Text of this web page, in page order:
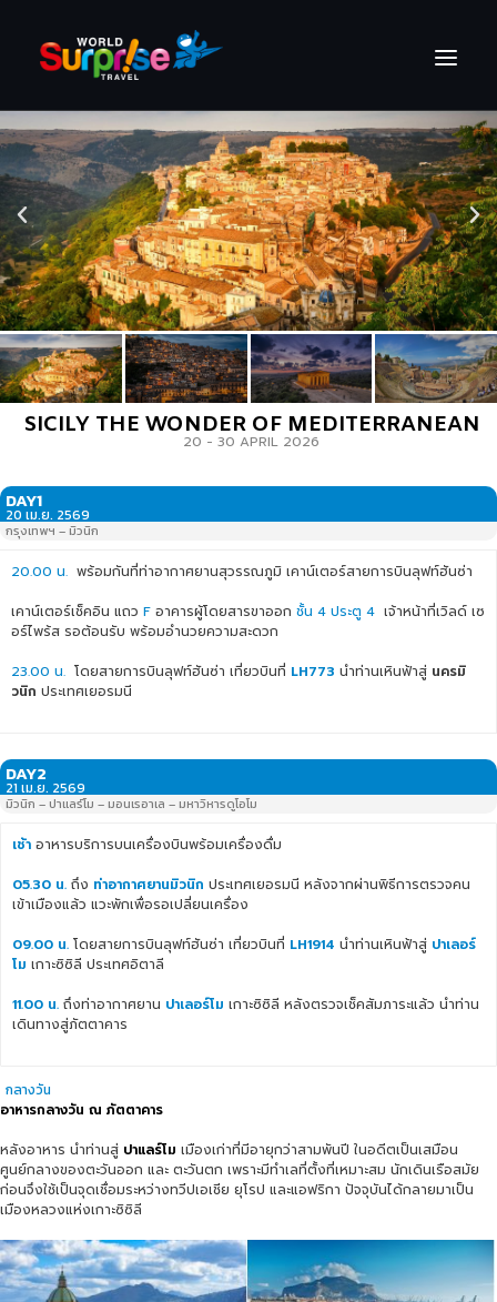
HOME
STORY
GROUP TOUR
PRIVATE GROUP
ABOUT
CONTACT
LINE ID : @WORLDSURPRISE
ENGLISH
日本語
SICILY THE WONDER OF MEDITERRANEAN
20 - 30 APRIL 2026
DAY1
20 เม.ย. 2569
กรุงเทพฯ – มิวนิก
20.00 น. พร้อมกันที่ท่าอากาศยานสุวรรณภูมิ เคาน์เตอร์สายการบินลุฟท์ฮันซ่า
เคาน์เตอร์เช็คอิน แถว F อาคารผู้โดยสารขาออก ชั้น 4 ประตู 4 เจ้าหน้าที่เวิลด์ เซ
อร์ไพร้ส รอต้อนรับ พร้อมอำนวยความสะดวก
23.00 น. โดยสายการบินลุฟท์ฮันซ่า เที่ยวบินที่ LH773 นำท่านเหินฟ้าสู่ นครมิ
วนิก ประเทศเยอรมนี
DAY2
21 เม.ย. 2569
มิวนิก – ปาแลร์โม – มอนเรอาเล – มหาวิหารดูโอโม
เช้า อาหารบริการบนเครื่องบินพร้อมเครื่องดื่ม
05.30 น. ถึง ท่าอากาศยานมิวนิก ประเทศเยอรมนี หลังจากผ่านพิธีการตรวจคน
เข้าเมืองแล้ว แวะพักเพื่อรอเปลี่ยนเครื่อง
09.00 น. โดยสายการบินลุฟท์ฮันซ่า เที่ยวบินที่ LH1914 นำท่านเหินฟ้าสู่ ปาเลอร์
โม เกาะซิซิลี ประเทศอิตาลี
11.00 น. ถึงท่าอากาศยาน ปาเลอร์โม เกาะซิซิลี หลังตรวจเช็คสัมภาระแล้ว นำท่าน
เดินทางสู่ภัตตาคาร
กลางวัน
อาหารกลางวัน ณ ภัตตาคาร
หลังอาหาร นำท่านสู่ ปาแลร์โม เมืองเก่าที่มีอายุกว่าสามพันปี ในอดีตเป็นเสมือน
ศูนย์กลางของตะวันออก และ ตะวันตก เพราะมีทำเลที่ตั้งที่เหมาะสม นักเดินเรือสมัย
ก่อนจึงใช้เป็นจุดเชื่อมระหว่างทวีปเอเชีย ยุโรป และแอฟริกา ปัจจุบันได้กลายมาเป็น
เมืองหลวงแห่งเกาะซิซิลี